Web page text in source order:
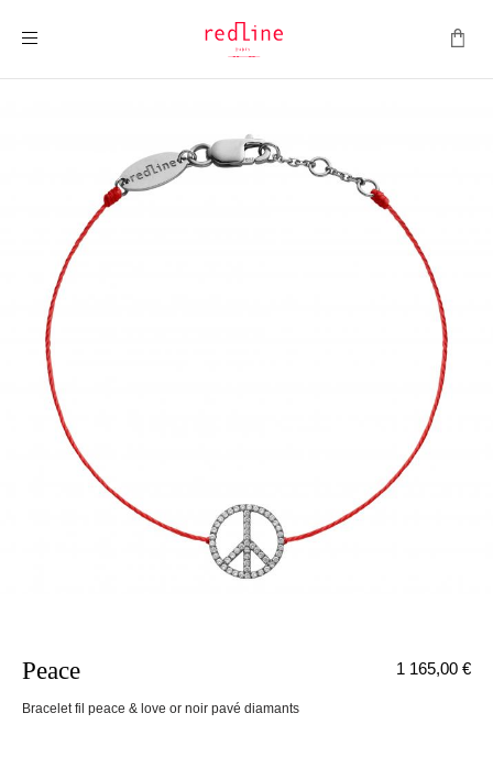
Peace
Bracelet fil peace & love or noir pavé diamants
1 165,00 €